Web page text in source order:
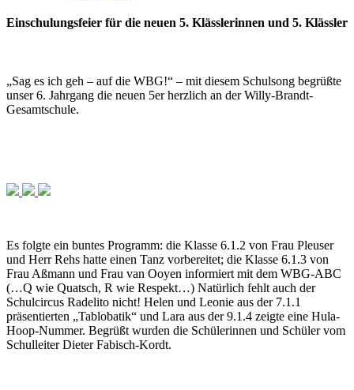
Einschulungsfeier für die neuen 5. Klässlerinnen und 5. Klässler
„Sag es ich geh – auf die WBG!“ – mit diesem Schulsong begrüßte
unser 6. Jahrgang die neuen 5er herzlich an der Willy-Brandt-
Gesamtschule.
Es folgte ein buntes Programm: die Klasse 6.1.2 von Frau Pleuser
und Herr Rehs hatte einen Tanz vorbereitet; die Klasse 6.1.3 von
Frau Aßmann und Frau van Ooyen informiert mit dem WBG-ABC
(…Q wie Quatsch, R wie Respekt…) Natürlich fehlt auch der
Schulcircus Radelito nicht! Helen und Leonie aus der 7.1.1
präsentierten „Tablobatik“ und Lara aus der 9.1.4 zeigte eine Hula-
Hoop-Nummer. Begrüßt wurden die Schülerinnen und Schüler vom
Schulleiter Dieter Fabisch-Kordt.